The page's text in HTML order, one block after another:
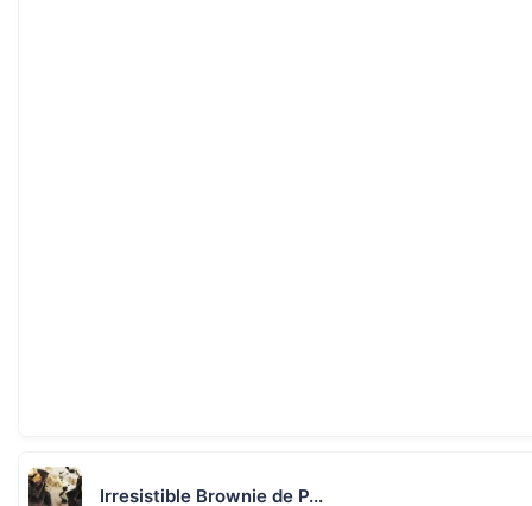
Irresistible Brownie de P...